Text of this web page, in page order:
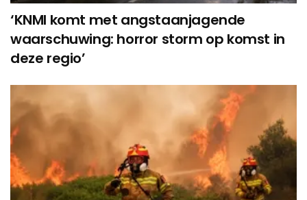
‘KNMI komt met angstaanjagende
waarschuwing: horror storm op komst in
deze regio’